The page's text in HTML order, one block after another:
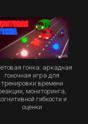
гонка: аркадная
гоночная игра для
тренировки времени
мониторинга,
гибкости и
оценки